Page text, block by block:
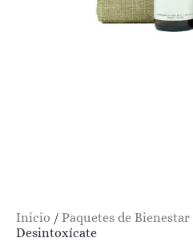
Inicio / Paquetes de Bienestar
Desintoxícate